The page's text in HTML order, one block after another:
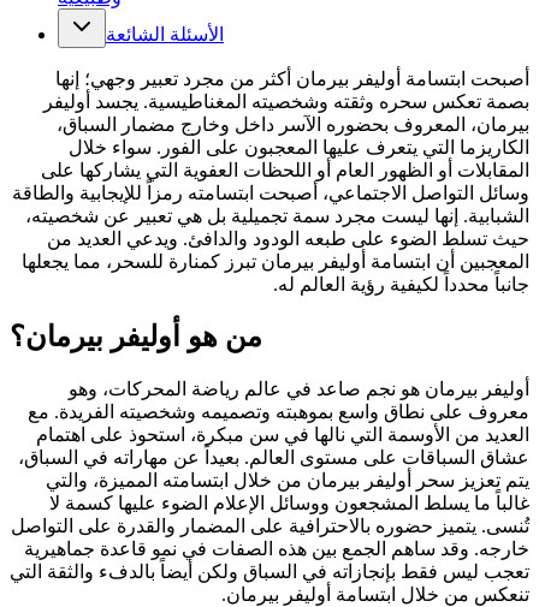
الأسئلة الشائعة
أصبحت ابتسامة أوليفر بيرمان أكثر من مجرد تعبير وجهي؛ إنها
بصمة تعكس سحره وثقته وشخصيته المغناطيسية. يجسد أوليفر
بيرمان، المعروف بحضوره الآسر داخل وخارج مضمار السباق،
الكاريزما التي يتعرف عليها المعجبون على الفور. سواء خلال
المقابلات أو الظهور العام أو اللحظات العفوية التي يشاركها على
وسائل التواصل الاجتماعي، أصبحت ابتسامته رمزاً للإيجابية والطاقة
الشبابية. إنها ليست مجرد سمة تجميلية بل هي تعبير عن شخصيته،
حيث تسلط الضوء على طبعه الودود والدافئ. ويدعي العديد من
المعجبين أن ابتسامة أوليفر بيرمان تبرز كمنارة للسحر، مما يجعلها
جانباً محدداً لكيفية رؤية العالم له.
من هو أوليفر بيرمان؟
أوليفر بيرمان هو نجم صاعد في عالم رياضة المحركات، وهو
معروف على نطاق واسع بموهبته وتصميمه وشخصيته الفريدة. مع
العديد من الأوسمة التي نالها في سن مبكرة، استحوذ على اهتمام
عشاق السباقات على مستوى العالم. بعيداً عن مهاراته في السباق،
يتم تعزيز سحر أوليفر بيرمان من خلال ابتسامته المميزة، والتي
غالباً ما يسلط المشجعون ووسائل الإعلام الضوء عليها كسمة لا
تُنسى. يتميز حضوره بالاحترافية على المضمار والقدرة على التواصل
خارجه. وقد ساهم الجمع بين هذه الصفات في نمو قاعدة جماهيرية
تعجب ليس فقط بإنجازاته في السباق ولكن أيضاً بالدفء والثقة التي
تنعكس من خلال ابتسامة أوليفر بيرمان.